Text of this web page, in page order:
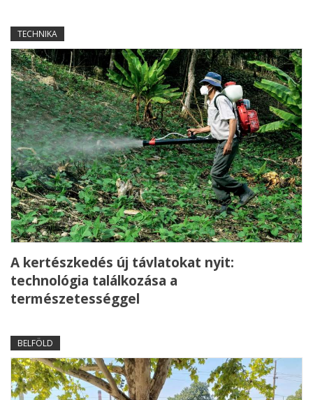
TECHNIKA
A kertészkedés új távlatokat nyit:
technológia találkozása a
természetességgel
BELFÖLD